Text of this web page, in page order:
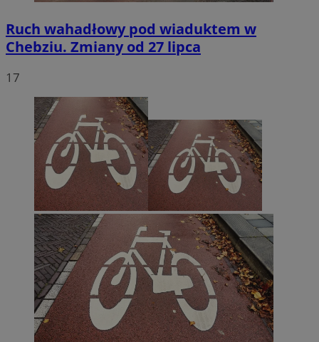
Ruch wahadłowy pod wiaduktem w
Chebziu. Zmiany od 27 lipca
17